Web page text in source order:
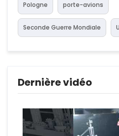
Pologne porte-avions
Seconde Guerre Mondiale
Dernière vidéo